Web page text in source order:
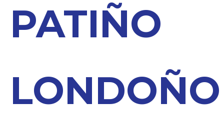
PATIÑO
LONDOÑO